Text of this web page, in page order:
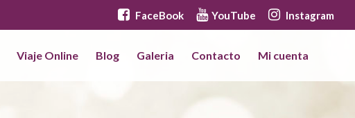
FaceBook YouTube Instagram
Viaje Online Blog Galeria Contacto Mi cuenta